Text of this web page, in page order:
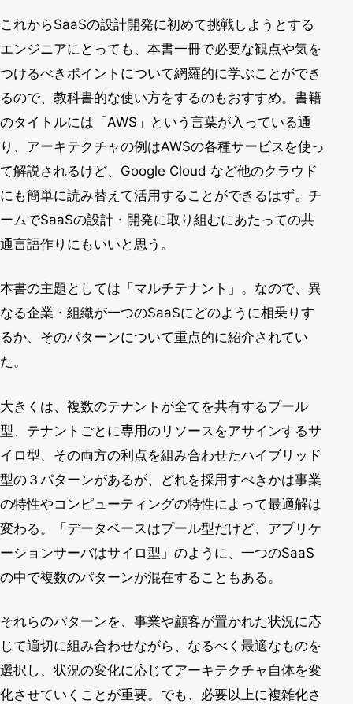
これからSaaSの設計開発に初めて挑戦しようとする
エンジニアにとっても、本書一冊で必要な観点や気を
つけるべきポイントについて網羅的に学ぶことができ
るので、教科書的な使い方をするのもおすすめ。書籍
のタイトルには「AWS」という言葉が入っている通
り、アーキテクチャの例はAWSの各種サービスを使っ
て解説されるけど、Google Cloud など他のクラウド
にも簡単に読み替えて活用することができるはず。チ
ームでSaaSの設計・開発に取り組むにあたっての共
通言語作りにもいいと思う。
本書の主題としては「マルチテナント」。なので、異
なる企業・組織が一つのSaaSにどのように相乗りす
るか、そのパターンについて重点的に紹介されてい
た。
大きくは、複数のテナントが全てを共有するプール
型、テナントごとに専用のリソースをアサインするサ
イロ型、その両方の利点を組み合わせたハイブリッド
型の３パターンがあるが、どれを採用すべきかは事業
の特性やコンピューティングの特性によって最適解は
変わる。「データベースはプール型だけど、アプリケ
ーションサーバはサイロ型」のように、一つのSaaS
の中で複数のパターンが混在することもある。
それらのパターンを、事業や顧客が置かれた状況に応
じて適切に組み合わせながら、なるべく最適なものを
選択し、状況の変化に応じてアーキテクチャ自体を変
化させていくことが重要。でも、必要以上に複雑化さ